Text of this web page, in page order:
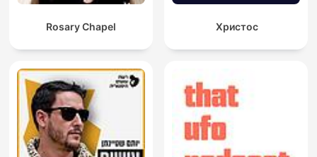
Rosary Chapel Христос